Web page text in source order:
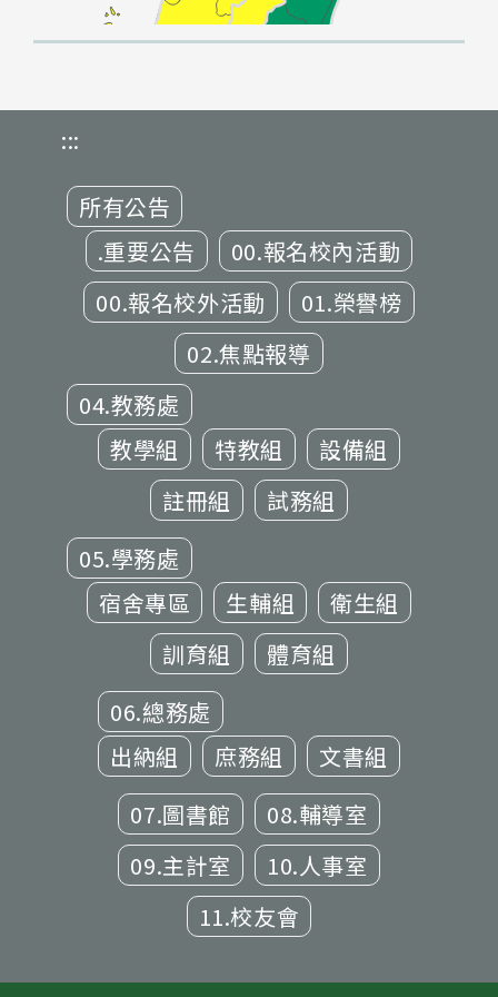
:::
所有公告
.重要公告
00.報名校內活動
00.報名校外活動
01.榮譽榜
02.焦點報導
04.教務處
教學組
特教組
設備組
註冊組
試務組
05.學務處
宿舍專區
生輔組
衛生組
訓育組
體育組
06.總務處
出納組
庶務組
文書組
07.圖書館
08.輔導室
09.主計室
10.人事室
11.校友會